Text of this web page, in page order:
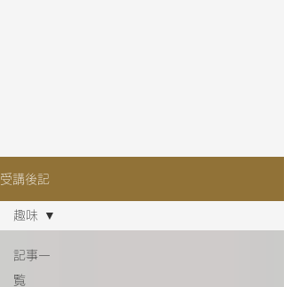
受講後記
記事一
覧
趣味